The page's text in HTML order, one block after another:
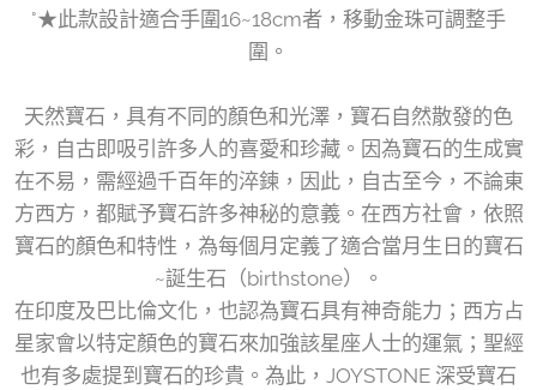
°★此款設計適合手圍16~18cm者，移動金珠可調整手
圍。
天然寶石，具有不同的顏色和光澤，寶石自然散發的色
彩，自古即吸引許多人的喜愛和珍藏。因為寶石的生成實
在不易，需經過千百年的淬鍊，因此，自古至今，不論東
方西方，都賦予寶石許多神秘的意義。在西方社會，依照
寶石的顏色和特性，為每個月定義了適合當月生日的寶石
~誕生石（birthstone）。
在印度及巴比倫文化，也認為寶石具有神奇能力；西方占
星家會以特定顏色的寶石來加強該星座人士的運氣；聖經
也有多處提到寶石的珍貴。為此，JOYSTONE 深受寶石